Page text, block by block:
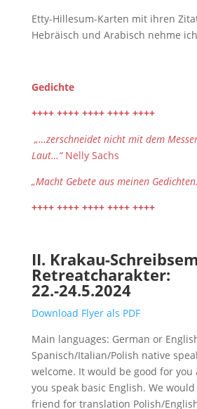
Etty-Hillesum-Karten mit ihren
Hebräisch und Arabisch nehme
Gedichte
++++ ++++ ++++ ++++ ++++
„…zerschneidet nicht mit dem
Laut…“Nelly Sachs
„Macht Gebete aus meinen
++++ ++++ ++++ ++++ ++++
II. Krakau-
Retreatcharakter:
22.-24.5.2024
Download Flyer als PDF
Main languages: German or
Spanisch/Italian/Polish native
welcome. It would be good for
you speak basic English. We
friend for translation Polish/